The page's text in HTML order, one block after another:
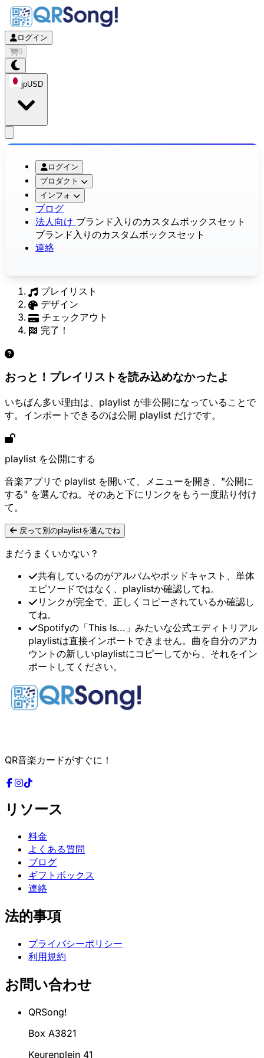
ログイン
0
jpUSD
ログイン
プロダクト
インフォ
ブログ
法人向け ブランド入りのカスタムボックスセット
ブランド入りのカスタムボックスセット
連絡
プレイリスト
デザイン
チェックアウト
完了！
おっと！プレイリストを読み込めなかったよ
いちばん多い理由は、playlist が非公開になっていることで
す。インポートできるのは公開 playlist だけです。
playlist を公開にする
音楽アプリで playlist を開いて、メニューを開き、"公開に
する" を選んでね。そのあと下にリンクをもう一度貼り付け
て。
戻って別のplaylistを選んでね
まだうまくいかない？
共有しているのがアルバムやポッドキャスト、単体
エピソードではなく、playlistか確認してね。
リンクが完全で、正しくコピーされているか確認し
てね。
Spotifyの「This Is...」みたいな公式エディトリアル
playlistは直接インポートできません。曲を自分のアカ
ウントの新しいplaylistにコピーしてから、それをイン
ポートしてください。
QR音楽カードがすぐに！
リソース
料金
よくある質問
ブログ
ギフトボックス
連絡
法的事項
プライバシーポリシー
利用規約
お問い合わせ
QRSong!
Box A3821
Keurenplein 41